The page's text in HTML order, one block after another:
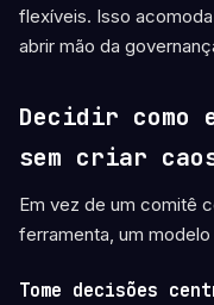
flexíveis. Isso
abrir mão da
Decidir como
sem criar
Em vez de um comitê
ferramenta, um
Tome decisões